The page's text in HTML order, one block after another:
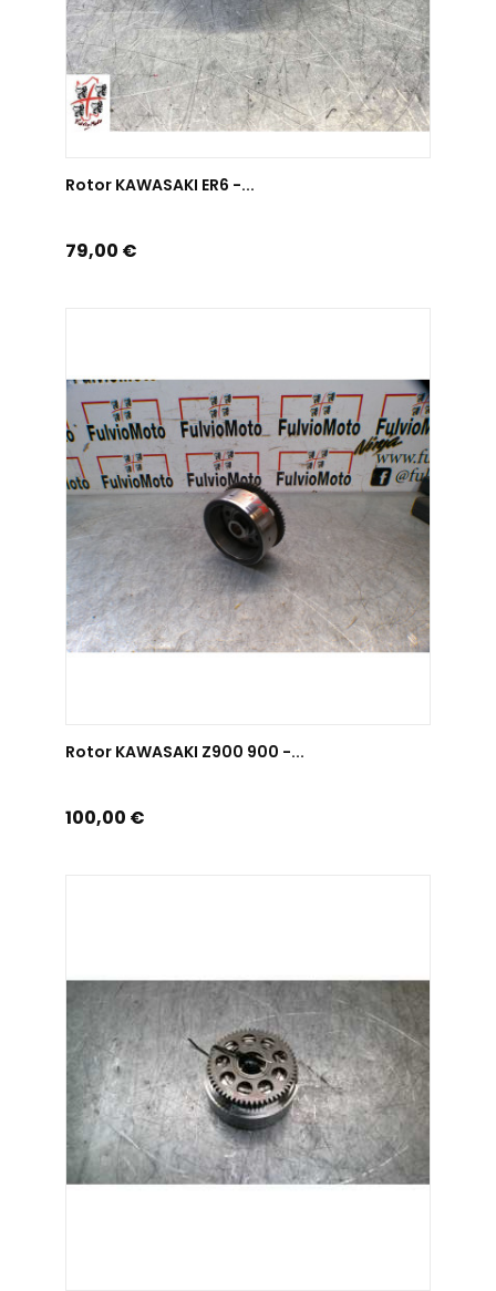
Rotor KAWASAKI ER6 -...
Prix
79,00 €
Rotor KAWASAKI Z900 900 -...
Prix
100,00 €